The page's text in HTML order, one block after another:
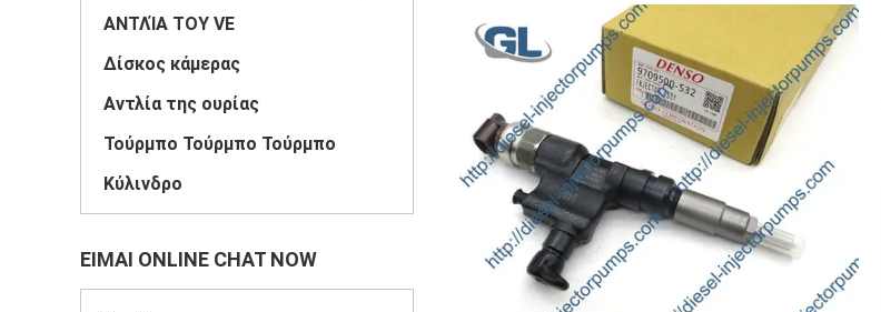
ΑΝΤΛΊΑ ΤΟΥ VE
Δίσκος κάμερας
Αντλία της ουρίας
Τούρμπο Τούρμπο Τούρμπο
Κύλινδρο
ΕΊΜΑΙ ONLINE CHAT NOW